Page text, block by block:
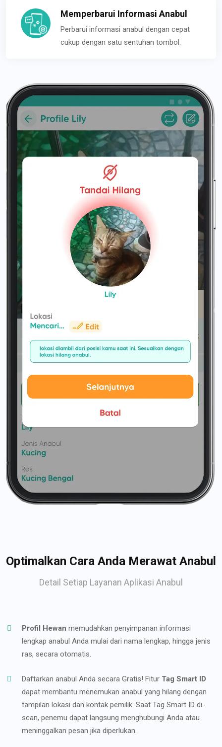
Memperbarui Informasi Anabul
Perbarui informasi anabul dengan cepat
cukup dengan satu sentuhan tombol.
Optimalkan Cara Anda Merawat Anabul
Detail Setiap Layanan Aplikasi Anabul
Profil Hewan memudahkan penyimpanan informasi
lengkap anabul Anda mulai dari nama lengkap, hingga jenis
ras, secara otomatis.
Daftarkan anabul Anda secara Gratis! Fitur Tag Smart ID
dapat membantu menemukan anabul yang hilang dengan
tampilan lokasi dan kontak pemilik. Saat Tag Smart ID di-
scan, penemu dapat langsung menghubungi Anda atau
meninggalkan pesan jika diperlukan.